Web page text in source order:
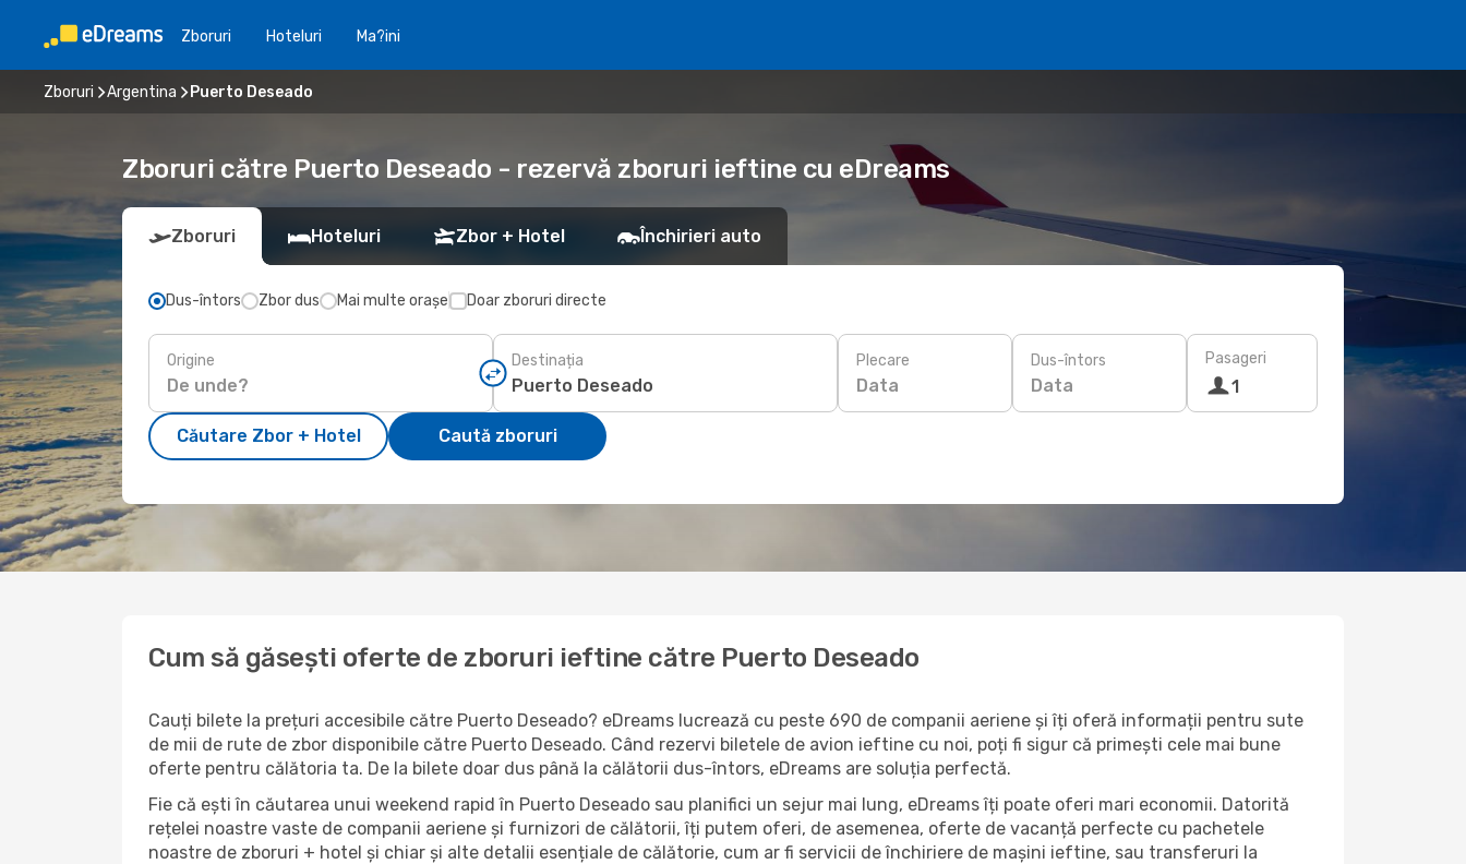
Zboruri Hoteluri Ma?ini
Zboruri Argentina Puerto Deseado
Zboruri către Puerto Deseado - rezervă zboruri ieftine cu eDreams
Zboruri Hoteluri Zbor + Hotel Închirieri auto
Dus-întors Zbor dus Mai multe orașe Doar zboruri directe
Origine Destinația Plecare
Data
Dus-întors
Data
Pasageri
1
Căutare Zbor + Hotel Caută zboruri
Cum să găsești oferte de zboruri ieftine către Puerto Deseado
Cauți bilete la prețuri accesibile către Puerto Deseado? eDreams lucrează cu peste 690 de companii aeriene și îți oferă informații pentru sute
de mii de rute de zbor disponibile către Puerto Deseado. Când rezervi biletele de avion ieftine cu noi, poți fi sigur că primești cele mai bune
oferte pentru călătoria ta. De la bilete doar dus până la călătorii dus-întors, eDreams are soluția perfectă.
Fie că ești în căutarea unui weekend rapid în Puerto Deseado sau planifici un sejur mai lung, eDreams îți poate oferi mari economii. Datorită
rețelei noastre vaste de companii aeriene și furnizori de călătorii, îți putem oferi, de asemenea, oferte de vacanță perfecte cu pachetele
noastre de zboruri + hotel și chiar și alte detalii esențiale de călătorie, cum ar fi servicii de închiriere de mașini ieftine, sau transferuri la